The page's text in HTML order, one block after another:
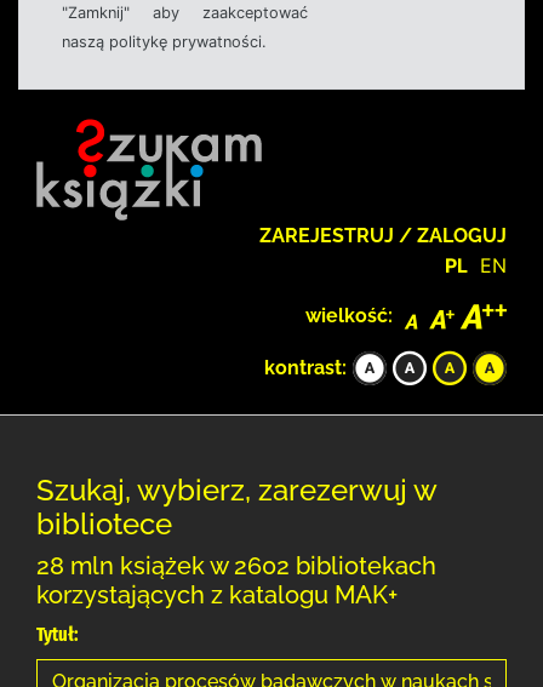
"Zamknij" aby zaakceptować
naszą politykę prywatności.
ZAREJESTRUJ / ZALOGUJ
PL EN
wielkość:
kontrast:
Szukaj, wybierz, zarezerwuj w
bibliotece
28 mln książek w 2602 bibliotekach
korzystających z katalogu MAK+
Tytuł: